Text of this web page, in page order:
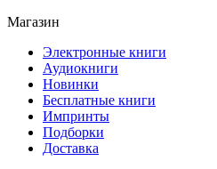
Магазин
Электронные книги
Аудиокниги
Новинки
Бесплатные книги
Импринты
Подборки
Доставка